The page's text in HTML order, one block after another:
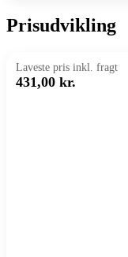
Prisudvikling
Laveste pris inkl. fragt
431,00 kr.